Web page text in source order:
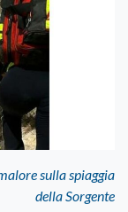
sulla spiaggia
della Sorgente